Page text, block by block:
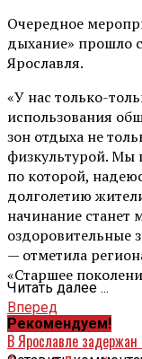
Очередное
дыхание» прошло
Ярославля.
«У нас только-
использования
зон отдыха не
физкультурой. Мы
по которой,
долголетию
начинание станет
оздоровительные
— отметила
«Старшее
Вперед
В Ярославле
Читать далее ...
Рекомендуем!